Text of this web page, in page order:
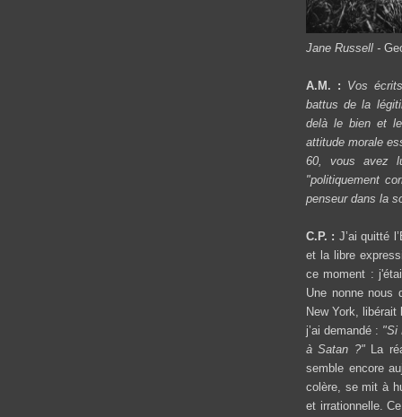
Jane Russell -
A.M. : Vos
battus de la
delà le bien et
attitude morale
60, vous avez
"politiquement
penseur dans la
C.P. : J’ai quitté
et la libre
ce moment :
Une nonne nous
New York,
j’ai demandé : "Si
à Satan ?"La
semble encore
colère, se mit à
et irrationnelle.